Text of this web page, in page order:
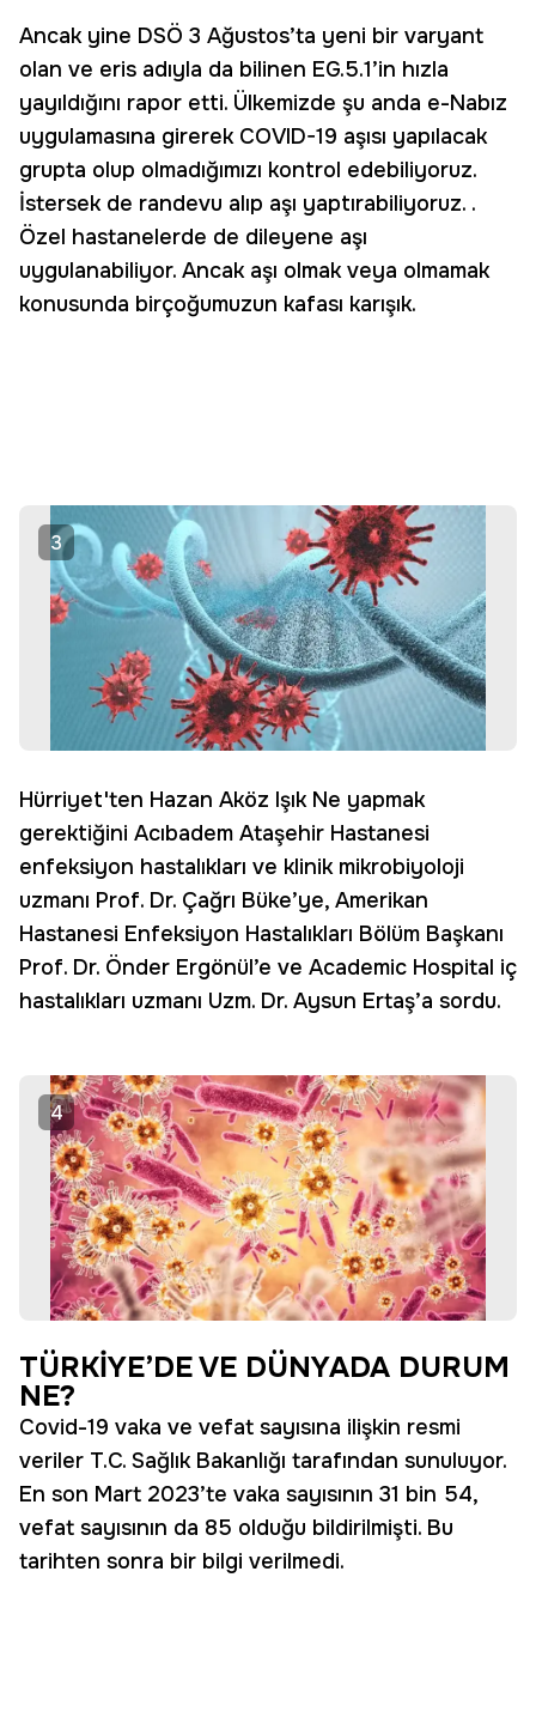
Ancak yine DSÖ 3 Ağustos’ta yeni bir varyant
olan ve eris adıyla da bilinen EG.5.1’in hızla
yayıldığını rapor etti. Ülkemizde şu anda e-Nabız
uygulamasına girerek COVID-19 aşısı yapılacak
grupta olup olmadığımızı kontrol edebiliyoruz.
İstersek de randevu alıp aşı yaptırabiliyoruz. .
Özel hastanelerde de dileyene aşı
uygulanabiliyor. Ancak aşı olmak veya olmamak
konusunda birçoğumuzun kafası karışık.
3
Hürriyet'ten Hazan Aköz Işık Ne yapmak
gerektiğini Acıbadem Ataşehir Hastanesi
enfeksiyon hastalıkları ve klinik mikrobiyoloji
uzmanı Prof. Dr. Çağrı Büke’ye, Amerikan
Hastanesi Enfeksiyon Hastalıkları Bölüm Başkanı
Prof. Dr. Önder Ergönül’e ve Academic Hospital iç
hastalıkları uzmanı Uzm. Dr. Aysun Ertaş’a sordu.
4
TÜRKİYE’DE VE DÜNYADA DURUM
NE?
Covid-19 vaka ve vefat sayısına ilişkin resmi
veriler T.C. Sağlık Bakanlığı tarafından sunuluyor.
En son Mart 2023’te vaka sayısının 31 bin 54,
vefat sayısının da 85 olduğu bildirilmişti. Bu
tarihten sonra bir bilgi verilmedi.